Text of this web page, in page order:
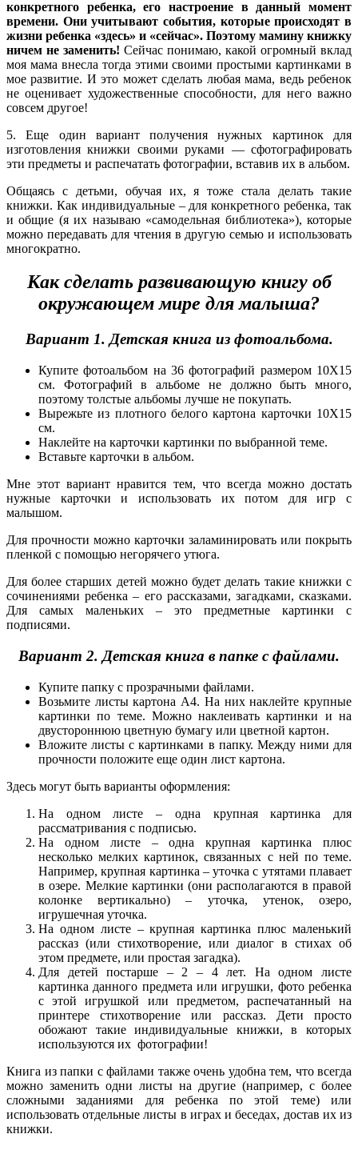
конкретного ребенка, его настроение в данный момент
времени. Они учитывают события, которые происходят в
жизни ребенка «здесь» и «сейчас». Поэтому мамину книжку
ничем не заменить! Сейчас понимаю, какой огромный вклад
моя мама внесла тогда этими своими простыми картинками в
мое развитие. И это может сделать любая мама, ведь ребенок
не оценивает художественные способности, для него важно
совсем другое!
5. Еще один вариант получения нужных картинок для
изготовления книжки своими руками — сфотографировать
эти предметы и распечатать фотографии, вставив их в альбом.
Общаясь с детьми, обучая их, я тоже стала делать такие
книжки. Как индивидуальные – для конкретного ребенка, так
и общие (я их называю «самодельная библиотека»), которые
можно передавать для чтения в другую семью и использовать
многократно.
Как сделать развивающую книгу об
окружающем мире для малыша?
Вариант 1. Детская книга из фотоальбома.
Купите фотоальбом на 36 фотографий размером 10Х15
см. Фотографий в альбоме не должно быть много,
поэтому толстые альбомы лучше не покупать.
Вырежьте из плотного белого картона карточки 10Х15
см.
Наклейте на карточки картинки по выбранной теме.
Вставьте карточки в альбом.
Мне этот вариант нравится тем, что всегда можно достать
нужные карточки и использовать их потом для игр с
малышом.
Для прочности можно карточки заламинировать или покрыть
пленкой с помощью негорячего утюга.
Для более старших детей можно будет делать такие книжки с
сочинениями ребенка – его рассказами, загадками, сказками.
Для самых маленьких – это предметные картинки с
подписями.
Вариант 2. Детская книга в папке с файлами.
Купите папку с прозрачными файлами.
Возьмите листы картона А4. На них наклейте крупные
картинки по теме. Можно наклеивать картинки и на
двустороннюю цветную бумагу или цветной картон.
Вложите листы с картинками в папку. Между ними для
прочности положите еще один лист картона.
Здесь могут быть варианты оформления:
На одном листе – одна крупная картинка для
рассматривания с подписью.
На одном листе – одна крупная картинка плюс
несколько мелких картинок, связанных с ней по теме.
Например, крупная картинка – уточка с утятами плавает
в озере. Мелкие картинки (они располагаются в правой
колонке вертикально) – уточка, утенок, озеро,
игрушечная уточка.
На одном листе – крупная картинка плюс маленький
рассказ (или стихотворение, или диалог в стихах об
этом предмете, или простая загадка).
Для детей постарше – 2 – 4 лет. На одном листе
картинка данного предмета или игрушки, фото ребенка
с этой игрушкой или предметом, распечатанный на
принтере стихотворение или рассказ. Дети просто
обожают такие индивидуальные книжки, в которых
используются их фотографии!
Книга из папки с файлами также очень удобна тем, что всегда
можно заменить одни листы на другие (например, с более
сложными заданиями для ребенка по этой теме) или
использовать отдельные листы в играх и беседах, достав их из
книжки.